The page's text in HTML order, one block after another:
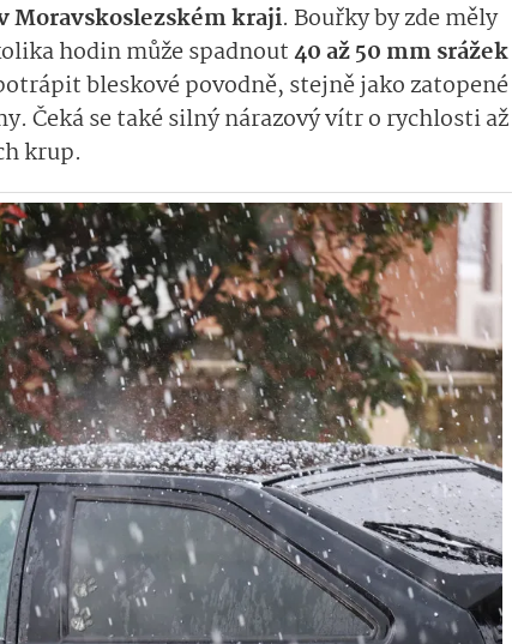
Moravskoslezském kraji. Bouřky by zde měly
hodin může spadnout40 až 50 mm srážek
bleskové povodně, stejně jako zatopené
Čeká se také silný nárazový vítr o rychlosti až
krup.